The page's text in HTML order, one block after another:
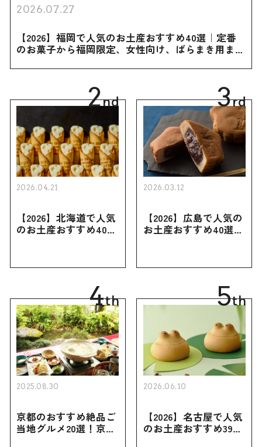
2026.07.27
【2026】福岡で人気のお土産おすすめ40選｜定番
のお菓子から福岡限定、女性向け、ばらまき用まで
2nd
2026.04.21
【2026】北海道で人気
のお土産おすすめ40選
買えない限定品、女性
3rd
2026.03.12
【2026】広島で人気の
お土産おすすめ40選｜
き用、女性向けまで幅
4th
2025.08.30
京都のおすすめ絶品ご
当地グルメ20選！京都
5th
2026.06.10
【2026】名古屋で人気
のお土産おすすめ39選